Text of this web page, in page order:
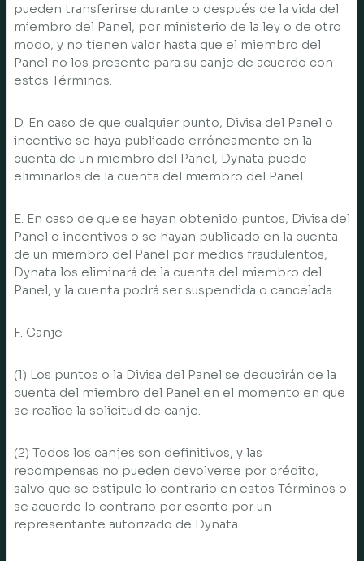
pueden transferirse durante o después de la vida del
miembro del Panel, por ministerio de la ley o de otro
modo, y no tienen valor hasta que el miembro del
Panel no los presente para su canje de acuerdo con
estos Términos.
D. En caso de que cualquier punto, Divisa del Panel o
incentivo se haya publicado erróneamente en la
cuenta de un miembro del Panel, Dynata puede
eliminarlos de la cuenta del miembro del Panel.
E. En caso de que se hayan obtenido puntos, Divisa del
Panel o incentivos o se hayan publicado en la cuenta
de un miembro del Panel por medios fraudulentos,
Dynata los eliminará de la cuenta del miembro del
Panel, y la cuenta podrá ser suspendida o cancelada.
F. Canje
(1) Los puntos o la Divisa del Panel se deducirán de la
cuenta del miembro del Panel en el momento en que
se realice la solicitud de canje.
(2) Todos los canjes son definitivos, y las
recompensas no pueden devolverse por crédito,
salvo que se estipule lo contrario en estos Términos o
se acuerde lo contrario por escrito por un
representante autorizado de Dynata.